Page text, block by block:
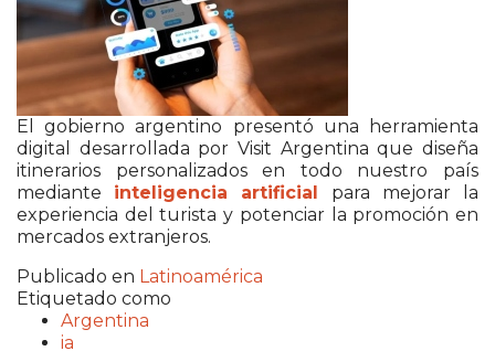
El gobierno argentino presentó una herramienta
digital desarrollada por Visit Argentina que diseña
itinerarios personalizados en todo nuestro país
mediante inteligencia artificial para mejorar la
experiencia del turista y potenciar la promoción en
mercados extranjeros.
Publicado en Latinoamérica
Etiquetado como
Argentina
ia